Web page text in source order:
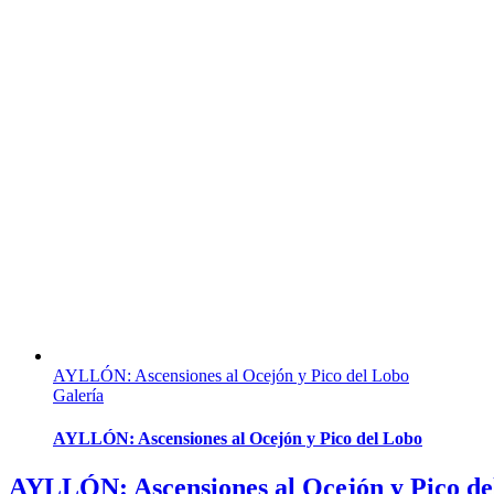
AYLLÓN: Ascensiones al Ocejón y Pico del Lobo
Galería
AYLLÓN: Ascensiones al Ocejón y Pico del Lobo
AYLLÓN: Ascensiones al Ocejón y Pico